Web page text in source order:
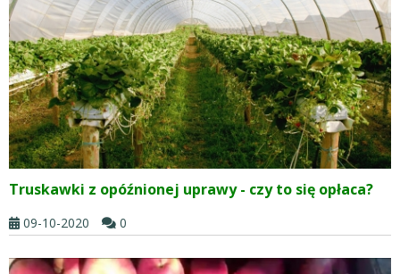
Truskawki z opóźnionej uprawy - czy to się opłaca?
09-10-2020 0